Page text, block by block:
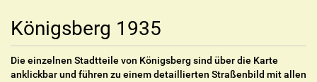
Königsberg 1935
Die einzelnen Stadtteile von Königsberg sind über die Karte
anklickbar und führen zu einem detaillierten Straßenbild mit allen